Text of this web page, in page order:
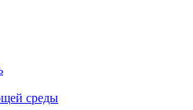
среды